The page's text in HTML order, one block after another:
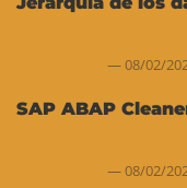
08/02/
SAP ABAP
08/02/